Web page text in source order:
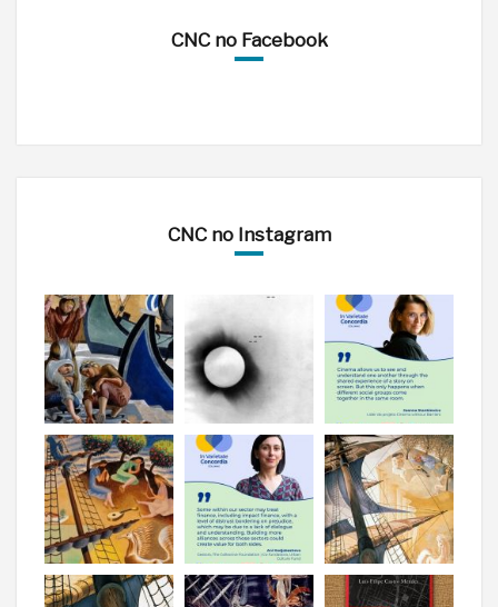
CNC no Facebook
CNC no Instagram